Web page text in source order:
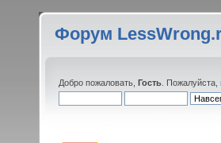
Форум
Добро пожаловать, Гость . Пожалуйста,